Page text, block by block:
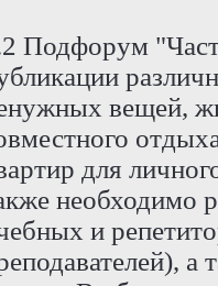
Подфорум
вещей,
для
необходимо
и
а